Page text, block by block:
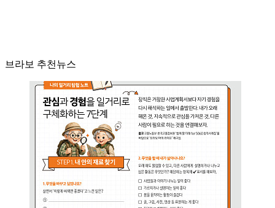
브라보 추천뉴스